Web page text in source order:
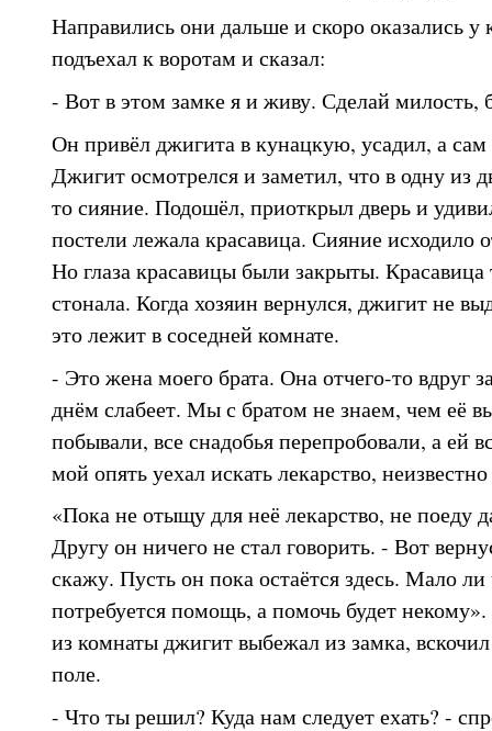
Направились они дальше и скоро оказались у
подъехал к воротам и сказал:
- Вот в этом замке я и живу. Сделай милость,
Он привёл джигита в кунацкую, усадил, а
Джигит осмотрелся и заметил, что в одну из
то сияние. Подошёл, приоткрыл дверь и
постели лежала красавица. Сияние исходило
Но глаза красавицы были закрыты. Красавица
стонала. Когда хозяин вернулся, джигит не
это лежит в соседней комнате.
- Это жена моего брата. Она отчего-то вдруг
днём слабеет. Мы с братом не знаем, чем её
побывали, все снадобья перепробовали, а ей
мой опять уехал искать лекарство,
«Пока не отыщу для неё лекарство, не поеду
Другу он ничего не стал говорить. - Вот
скажу. Пусть он пока остаётся здесь. Мало
потребуется помощь, а помочь будет
из комнаты джигит выбежал из замка,
поле.
- Что ты решил? Куда нам следует ехать? -